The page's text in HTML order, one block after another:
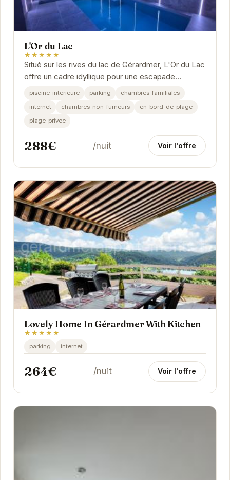
L'Or du Lac
★★★★★
Situé sur les rives du lac de Gérardmer, L'Or du Lac
offre un cadre idyllique pour une escapade
relaxante. Avec une plage privée, une piscine...
piscine-interieure parking
chambres-familiales
internet
chambres-non-fumeurs
en-bord-de-plage
plage-privee
288€ /nuit Voir l'offre
Lovely Home In Gérardmer With Kitchen
★★★★★
parking internet
264€ /nuit Voir l'offre